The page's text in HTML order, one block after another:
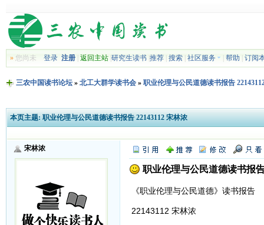
»您尚未 登录 注册| 返回主站| 研究生读书| 推荐| 搜索| 社区服务 帮助 订阅
三农中国读书论坛» 北工大群学读书会» 职业伦理与公民道德读书报告
本页主题: 职业伦理与公民道德读书报告 22143112 宋林浓
宋林浓
职业伦理与公民道德读书报
《职业伦理与公民道德》读书报告
22143112 宋林浓